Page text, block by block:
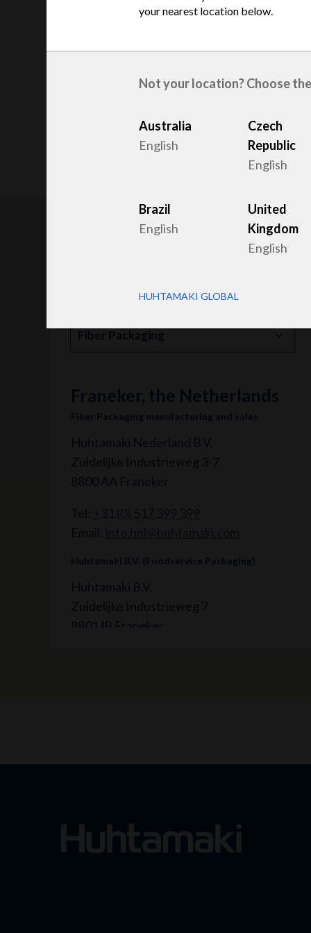
Fiber Packaging
Franeker, the Netherlands
Fiber Packaging manufacturing and sales
Huhtamaki Nederland B.V.
Zuidelijke Industrieweg 3-7
8800 AA Franeker
Tel:
Email:
Huhtamaki B.V. (Foodservice Packaging)
Huhtamaki B.V.
Zuidelijke Industrieweg 7
8801JB Franeker
Poolsterweg 3
Email: info.hmft@huhtamaki.com
your nearest location below.
Not your location? Choose
Australia
English
Czech
Republic
English
Brazil
English
United
Kingdom
English
HUHTAMAKI GLOBAL